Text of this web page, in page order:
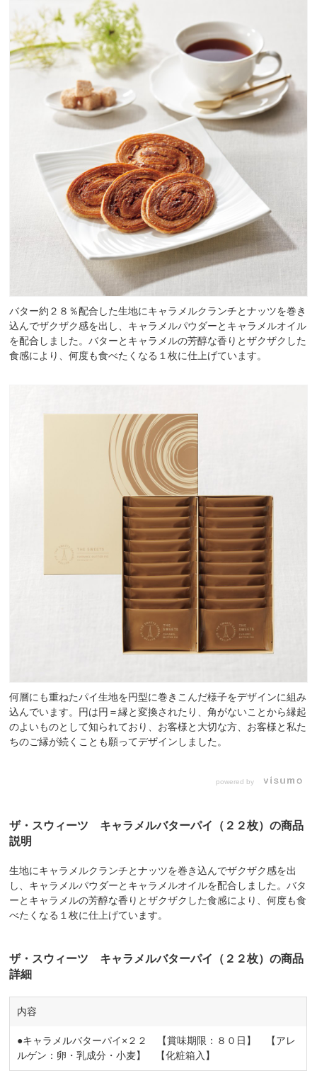
バター約２８％配合した生地にキャラメルクランチとナッツを巻き
込んでザクザク感を出し、キャラメルパウダーとキャラメルオイル
を配合しました。バターとキャラメルの芳醇な香りとザクザクした
食感により、何度も食べたくなる１枚に仕上げています。
何層にも重ねたパイ生地を円型に巻きこんだ様子をデザインに組み
込んでいます。円は円＝縁と変換されたり、角がないことから縁起
のよいものとして知られており、お客様と大切な方、お客様と私た
ちのご縁が続くことも願ってデザインしました。
powered by
ザ・スウィーツ キャラメルバターパイ（２２枚）の商品
説明
生地にキャラメルクランチとナッツを巻き込んでザクザク感を出
し、キャラメルパウダーとキャラメルオイルを配合しました。バタ
ーとキャラメルの芳醇な香りとザクザクした食感により、何度も食
べたくなる１枚に仕上げています。
ザ・スウィーツ キャラメルバターパイ（２２枚）の商品
詳細
内容
●キャラメルバターパイ×２２ 【賞味期限：８０日】 【アレ
ルゲン：卵・乳成分・小麦】 【化粧箱入】